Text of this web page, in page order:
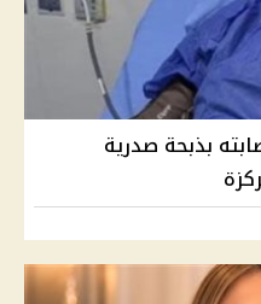
بذبحة صدرية